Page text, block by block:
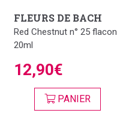
FLEURS DE BACH
Red Chestnut n° 25 flacon
20ml
12,90€
PANIER